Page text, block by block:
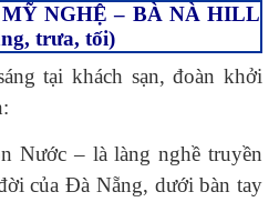
NGHỆ – BÀ NÀ HILL
trưa, tối)
tại khách sạn, đoàn khởi
Nước – là làng nghề truyền
của Đà Nẵng, dưới bàn tay